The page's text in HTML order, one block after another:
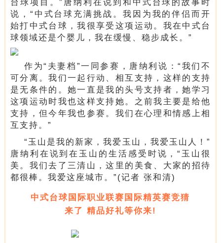
台球项目。”唐纳利在说到和中式台球的故事时
说，“中式台球充满挑战。我因为我的伴侣而开
始打中式台球，我很享受这项运动。我在中式台
球领域还是个婴儿，我在缓慢、稳步成长。”
作为“夫妻档”一同参赛，唐纳利说：“我们不
可分离。我们一起行动、相互支持，这样的支持
是无条件的。她一直是我的头号支持者，她学习
这项运动时我也这样支持她。之前我主要是给他
支持，但今年我也参赛。我们在心理和情感上相
互支持。”
“玉山是我的新家，我爱玉山，我爱玉山人！”
唐纳利在说到在玉山的生活感受时说，“玉山很
美。我们去了三清山，这里的美食、大家的招待
都很棒。我爱这座城市。” (记者 张和清)
中式台球国际职业联赛国际精英赛竞猜
来了 精品好礼等你来!